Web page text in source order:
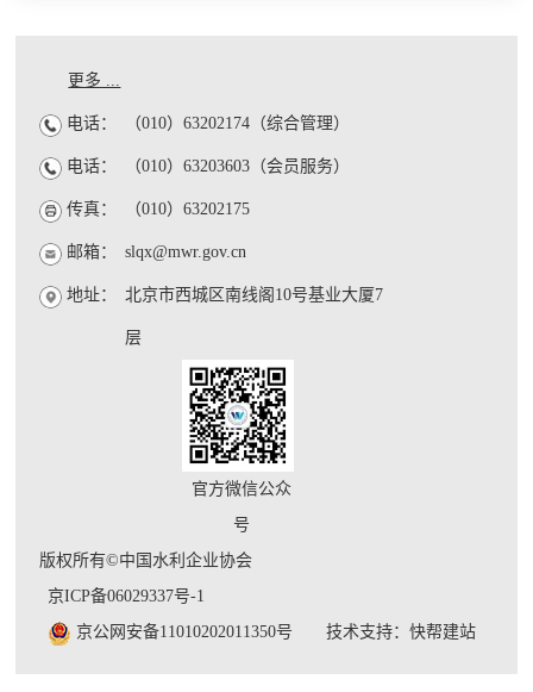
更多 ...
电话： （010）63202174（综合管理）
电话： （010）63203603（会员服务）
传真： （010）63202175
邮箱： slqx@mwr.gov.cn
地址： 北京市西城区南线阁10号基业大厦7
层
官方微信公众
号
版权所有©中国水利企业协会
京ICP备06029337号-1
京公网安备11010202011350号
技术支持：快帮建站